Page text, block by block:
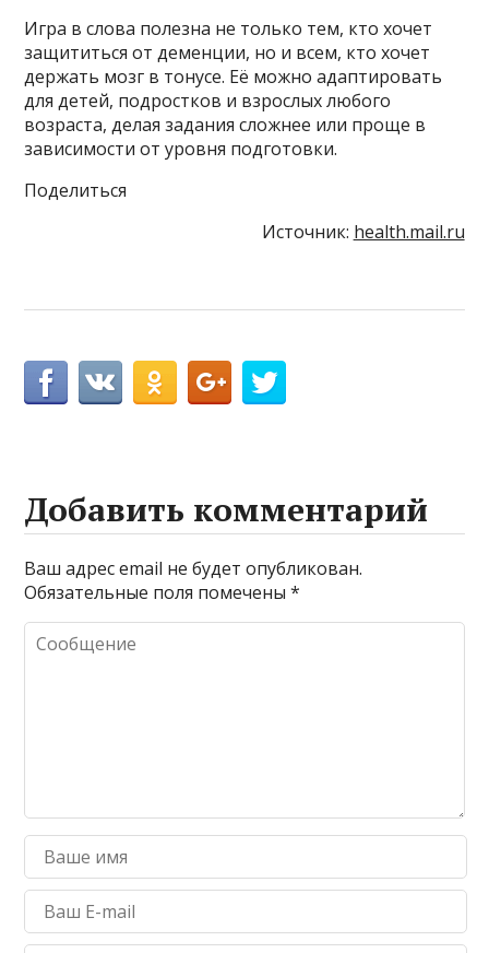
Игра в слова полезна не только тем, кто хочет
защититься от деменции, но и всем, кто хочет
держать мозг в тонусе. Её можно адаптировать
для детей, подростков и взрослых любого
возраста, делая задания сложнее или проще в
зависимости от уровня подготовки.
Поделиться
Источник: health.mail.ru
Добавить комментарий
Ваш адрес email не будет опубликован.
Обязательные поля помечены*